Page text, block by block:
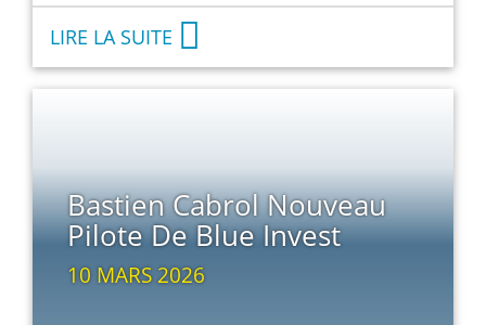
LIRE LA SUITE
Bastien Cabrol Nouveau
Pilote De Blue Invest
10 MARS 2026